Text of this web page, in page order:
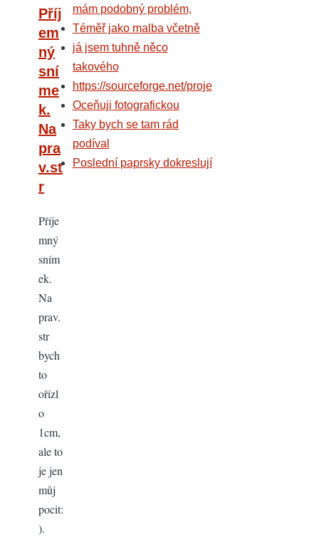
Příj
em
ný
sní
me
k.
Na
pra
v.st
r
Příje
mný
sním
ek.
Na
prav.
str
bych
to
ořízl
o
1cm,
ale to
je jen
můj
pocit:
).
mám podobný problém,
Téměř jako malba včetně
já jsem tuhně něco
takového
https://sourceforge.net/proje
Oceňuji fotografickou
Taky bych se tam rád
podíval
Poslední paprsky dokreslují